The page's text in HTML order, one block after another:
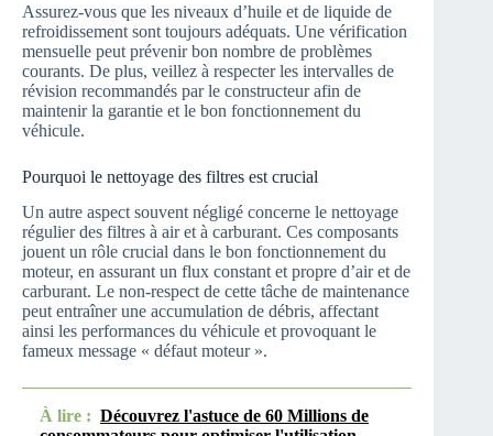
Assurez-vous que les niveaux d’huile et de liquide de
refroidissement sont toujours adéquats. Une vérification
mensuelle peut prévenir bon nombre de problèmes
courants. De plus, veillez à respecter les intervalles de
révision recommandés par le constructeur afin de
maintenir la garantie et le bon fonctionnement du
véhicule.
Pourquoi le nettoyage des filtres est crucial
Un autre aspect souvent négligé concerne le nettoyage
régulier des filtres à air et à carburant. Ces composants
jouent un rôle crucial dans le bon fonctionnement du
moteur, en assurant un flux constant et propre d’air et de
carburant. Le non-respect de cette tâche de maintenance
peut entraîner une accumulation de débris, affectant
ainsi les performances du véhicule et provoquant le
fameux message « défaut moteur ».
À lire : Découvrez l'astuce de 60 Millions de